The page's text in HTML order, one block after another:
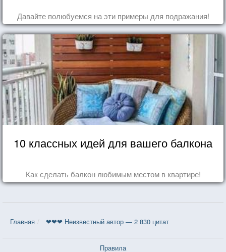
Давайте полюбуемся на эти примеры для подражания!
10 классных идей для вашего балкона
Как сделать балкон любимым местом в квартире!
Главная ❤❤❤ Неизвестный автор — 2 830 цитат
Правила